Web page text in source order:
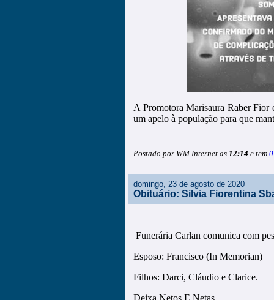
A Promotora Marisaura Raber Fior
um apelo à população para que
Postado por WM Internet as 12:14 e tem
domingo, 23 de agosto de 2020
Obituário: Silvia Fiorentina
Funerária Carlan comunica com
Esposo: Francisco (In Memorian)
Filhos: Darci, Cláudio e Clarice.
Deixa Netos E Netas.